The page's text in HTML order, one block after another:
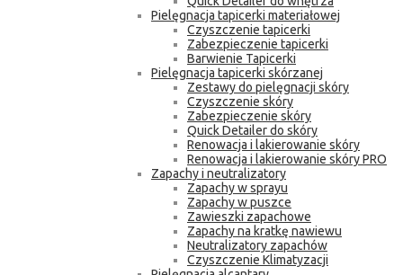
Pielęgnacja tapicerki materiałowej
Czyszczenie tapicerki
Zabezpieczenie tapicerki
Barwienie Tapicerki
Pielęgnacja tapicerki skórzanej
Zestawy do pielęgnacji skóry
Czyszczenie skóry
Zabezpieczenie skóry
Quick Detailer do skóry
Renowacja i lakierowanie skóry
Renowacja i lakierowanie skóry PRO
Zapachy i neutralizatory
Zapachy w sprayu
Zapachy w puszce
Zawieszki zapachowe
Zapachy na kratkę nawiewu
Neutralizatory zapachów
Czyszczenie Klimatyzacji